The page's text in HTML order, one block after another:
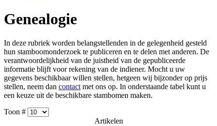
Genealogie
In deze rubriek worden belangstellenden in de gelegenheid gesteld
hun stamboomonderzoek te publiceren en te delen met anderen. De
verantwoordelijkheid van de juistheid van de gepubliceerde
informatie blijft voor rekening van de indiener. Mocht u uw
gegevens beschikbaar willen stellen, hetgeen wij bijzonder op prijs
stellen, neem dan contact met ons op. In onderstaande tabel kunt u
een keuze uit de beschikbare stambomen maken.
Toon #
Artikelen